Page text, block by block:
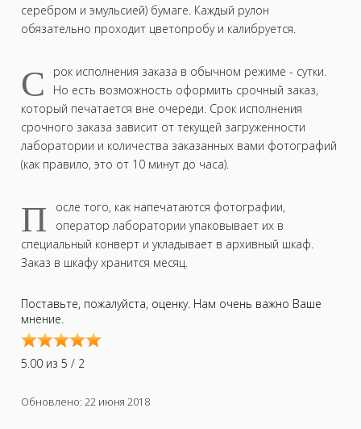
серебром и эмульсией) бумаге. Каждый рулон
обязательно проходит цветопробу и калибруется.
С
рок исполнения заказа в обычном режиме - сутки.
Но есть возможность оформить срочный заказ,
который печатается вне очереди. Срок исполнения
срочного заказа зависит от текущей загруженности
лаборатории и количества заказанных вами фотографий
(как правило, это от 10 минут до часа).
П
осле того, как напечатаются фотографии,
оператор лаборатории упаковывает их в
специальный конверт и укладывает в архивный шкаф.
Заказ в шкафу хранится месяц.
User
Rating:
5.00
/
Поставьте, пожалуйста, оценку. Нам очень важно Ваше
мнение.
5.00 из 5 / 2
Thank
Обновлено: 22 июня 2018